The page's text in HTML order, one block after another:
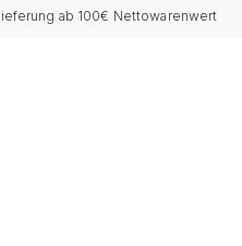
ab 100€ Nettowarenwert